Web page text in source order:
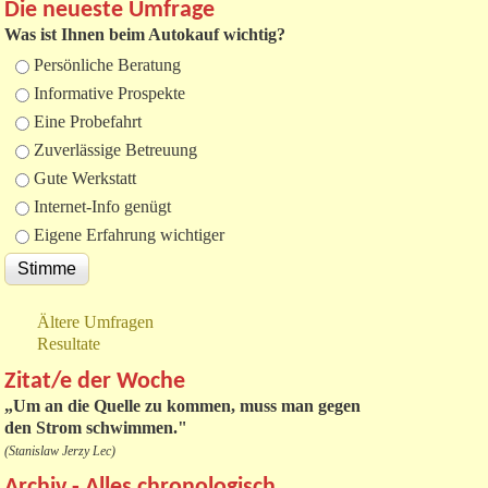
Die neueste Umfrage
Was ist Ihnen beim Autokauf wichtig?
Auswahlmöglichkeiten
Persönliche Beratung
Informative Prospekte
Eine Probefahrt
Zuverlässige Betreuung
Gute Werkstatt
Internet-Info genügt
Eigene Erfahrung wichtiger
Ältere Umfragen
Resultate
Zitat/e der Woche
„Um an die Quelle zu kommen, muss man gegen
den Strom schwimmen."
(Stanislaw Jerzy Lec)